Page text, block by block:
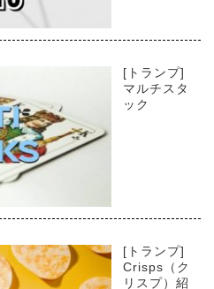
[トランプ]
マルチスタ
ック
[トランプ]
Crisps（ク
リスプ）紹